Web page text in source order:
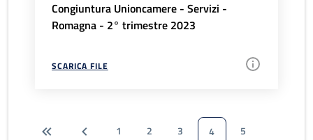
Congiuntura Unioncamere - Servizi -
Romagna - 2° trimestre 2023
SCARICA FILE
1 2 3 4
5